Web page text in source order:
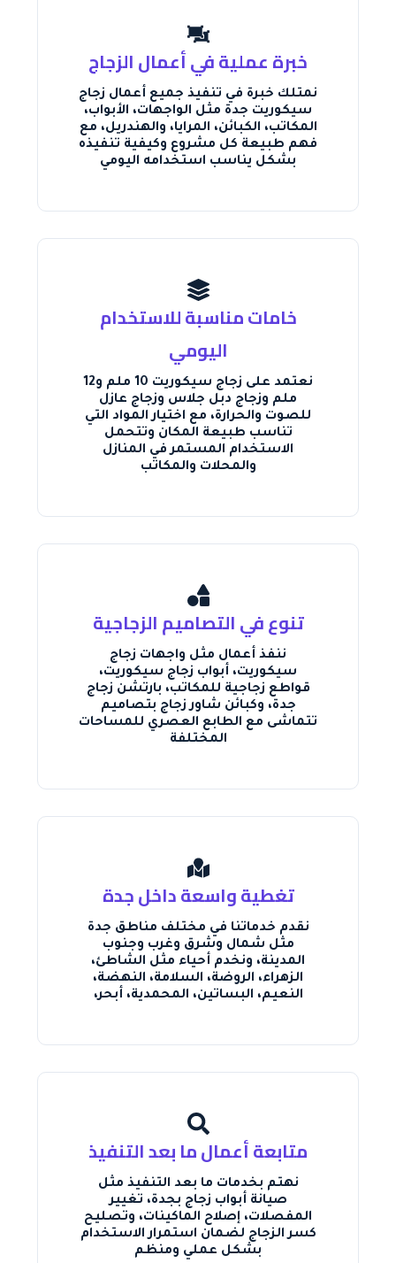
خبرة عملية في أعمال الزجاج
نمتلك خبرة في تنفيذ جميع أعمال زجاج
سيكوريت جدة مثل الواجهات، الأبواب،
المكاتب، الكبائن، المرايا، والهندريل، مع
فهم طبيعة كل مشروع وكيفية تنفيذه
بشكل يناسب استخدامه اليومي
خامات مناسبة للاستخدام
اليومي
نعتمد على زجاج سيكوريت 10 ملم و12
ملم وزجاج دبل جلاس وزجاج عازل
للصوت والحرارة، مع اختيار المواد التي
تناسب طبيعة المكان وتتحمل
الاستخدام المستمر في المنازل
والمحلات والمكاتب
تنوع في التصاميم الزجاجية
ننفذ أعمال مثل واجهات زجاج
سيكوريت، أبواب زجاج سيكوريت،
قواطع زجاجية للمكاتب، بارتشن زجاج
جدة، وكبائن شاور زجاج بتصاميم
تتماشى مع الطابع العصري للمساحات
المختلفة
تغطية واسعة داخل جدة
نقدم خدماتنا في مختلف مناطق جدة
مثل شمال وشرق وغرب وجنوب
المدينة، ونخدم أحياء مثل الشاطئ،
الزهراء، الروضة، السلامة، النهضة،
النعيم، البساتين، المحمدية، أبحر،
متابعة أعمال ما بعد التنفيذ
نهتم بخدمات ما بعد التنفيذ مثل
صيانة أبواب زجاج بجدة، تغيير
المفصلات، إصلاح الماكينات، وتصليح
كسر الزجاج لضمان استمرار الاستخدام
بشكل عملي ومنظم